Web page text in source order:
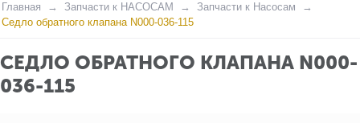
Главная Запчасти к НАСОСАМ
Запчасти к Насосам
Седло обратного клапана N000-036-115
СЕДЛО ОБРАТНОГО КЛАПАНА N000-
036-115